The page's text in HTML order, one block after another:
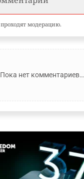
модерацию.
Пока нет комментариев…